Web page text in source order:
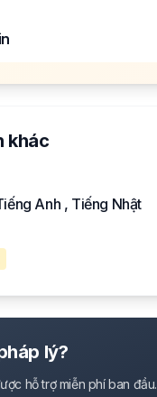
khác
Anh , Tiếng Nhật
lý?
hỗ trợ miễn phí ban đầu.